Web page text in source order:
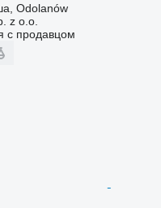
Odolanów
z o.o.
с продавцом